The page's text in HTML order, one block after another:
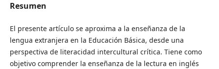
Resumen
El presente artículo se aproxima a la enseñanza de la
lengua extranjera en la Educación Básica, desde una
perspectiva de literacidad intercultural crítica. Tiene como
objetivo comprender la enseñanza de la lectura en inglés